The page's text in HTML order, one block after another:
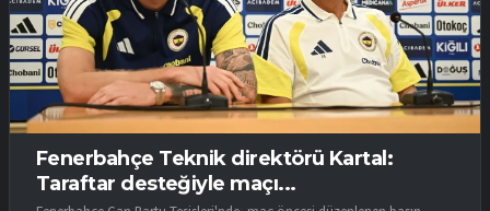
Fenerbahçe Teknik direktörü Kartal:
Taraftar desteğiyle maçı...